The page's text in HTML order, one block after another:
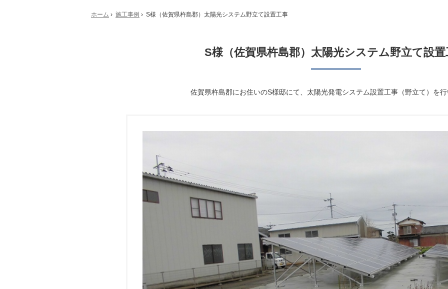
ホーム › 施工事例 › S様（佐賀県杵島郡）太陽光システム野立て設置工事
S様（佐賀県杵島郡）太陽光システム野立て設置
佐賀県杵島郡にお住いのS様邸にて、太陽光発電システム設置工事（野立て）を行